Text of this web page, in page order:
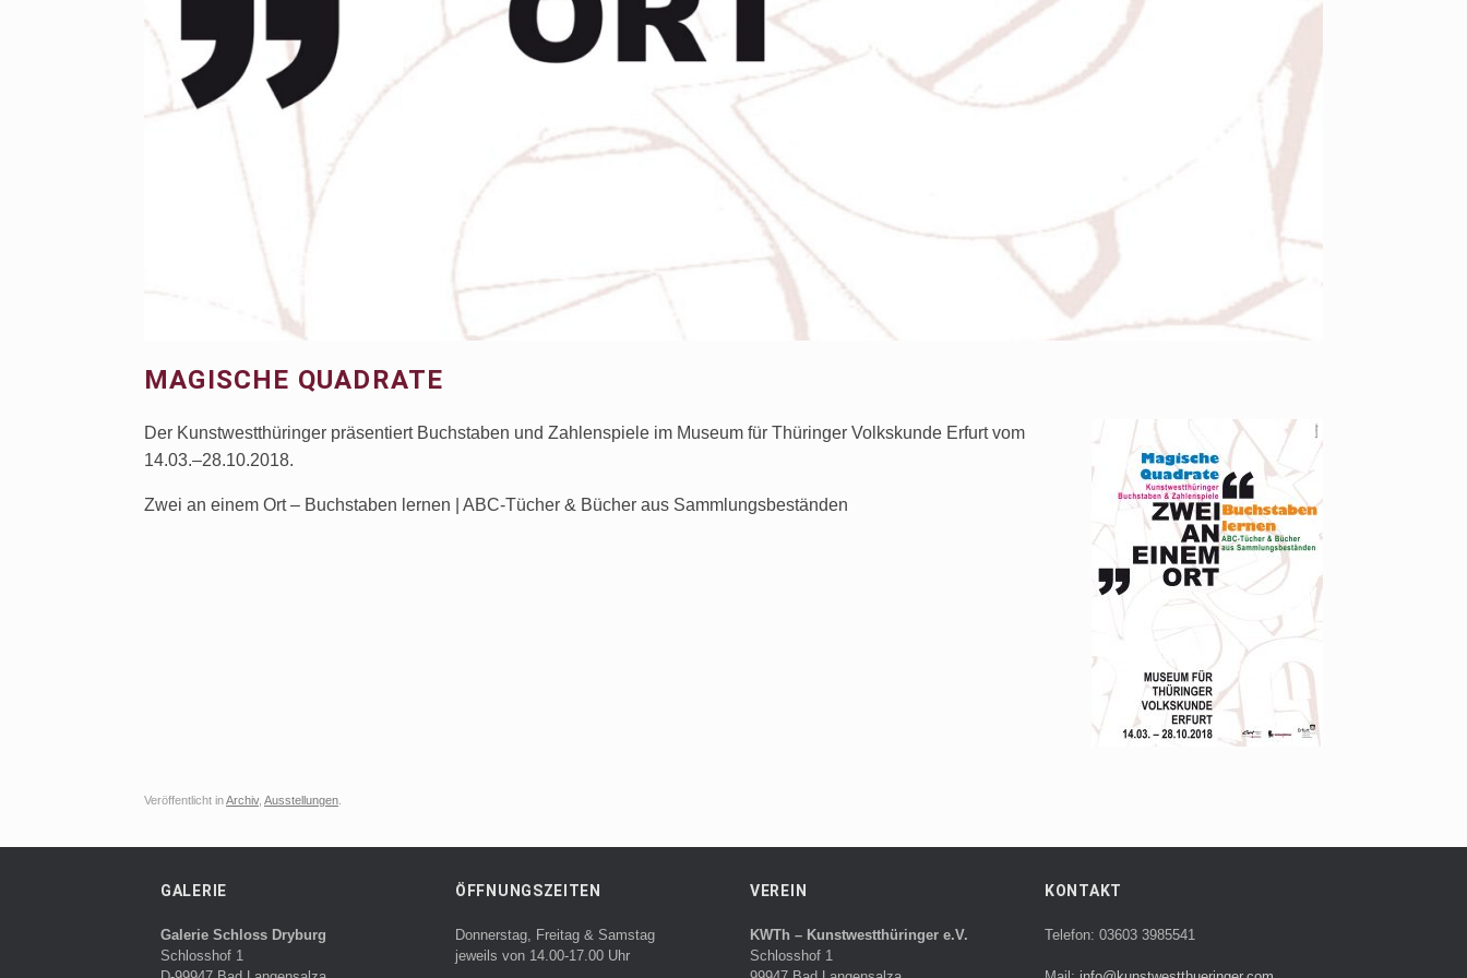
MAGISCHE QUADRATE
Der Kunstwestthüringer präsentiert Buchstaben und Zahlenspiele im Museum für Thüringer Volkskunde Erfurt vom
14.03.–28.10.2018.
Zwei an einem Ort – Buchstaben lernen | ABC-Tücher & Bücher aus Sammlungsbeständen
Veröffentlicht inArchiv, Ausstellungen
GALERIE
Galerie Schloss Dryburg
Schlosshof 1
ÖFFNUNGSZEITEN
Donnerstag, Freitag & Samstag
jeweils von 14.00-17.00 Uhr
VEREIN
KWTh – Kunstwestthüringer e.V.
Schlosshof 1
KONTAKT
Telefon: 03603 3985541